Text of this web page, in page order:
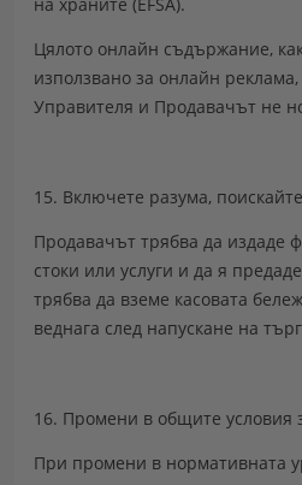
Цялото онлайн съдържание,
използвано за онлайн реклама,
Управителя и Продавачът не
15. Включете разума,
Продавачът трябва да издаде
стоки или услуги и да я
трябва да вземе касовата
веднага след напускане на
16. Промени в общите условия
При промени в нормативната